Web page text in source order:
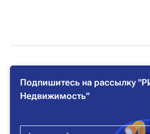
Подпишитесь на рассылку
Недвижимость"